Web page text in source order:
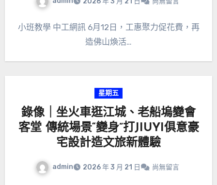
小班教學 中工網訊 6月12日，工惠聚力促花費，再
造佛山煥活…
星期五
錄像｜坐火車逛江城、老船塢變會
客堂 傳統場景“變身”打JIUYI俱意豪
宅設計造文旅新體驗
admin 2026 年 3 月 21 日 尚無留言